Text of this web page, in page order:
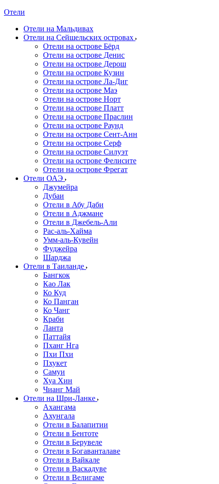
Отели
Отели на Мальдивах
Отели на Сейшельских островах
Отели на острове Бёрд
Отели на острове Денис
Отели на острове Дерош
Отели на острове Кузин
Отели на острове Ла-Диг
Отели на острове Маэ
Отели на острове Норт
Отели на острове Платт
Отели на острове Праслин
Отели на острове Раунд
Отели на острове Сент-Анн
Отели на острове Серф
Отели на острове Силуэт
Отели на острове Фелисите
Отели на острове Фрегат
Отели ОАЭ
Джумейра
Дубаи
Отели в Абу Даби
Отели в Аджмане
Отели в Джебель-Али
Рас-аль-Хайма
Умм-аль-Кувейн
Фуджейра
Шарджа
Отели в Таиланде
Бангкок
Као Лак
Ко Куд
Ко Панган
Ко Чанг
Краби
Ланта
Паттайя
Пханг Нга
Пхи Пхи
Пхукет
Самуи
Хуа Хин
Чианг Май
Отели на Шри-Ланке
Ахангама
Ахунгала
Отели в Балапитии
Отели в Бентоте
Отели в Берувеле
Отели в Богаванталаве
Отели в Вайкале
Отели в Васкадуве
Отели в Велигаме